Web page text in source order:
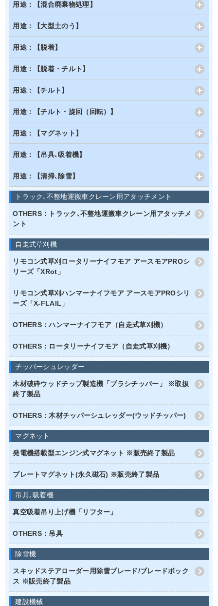
用途：【混合廃棄物処理】
用途：【大型土のう】
用途：【脱着】
用途：【脱着・チルト】
用途：【チルト】
用途：【チルト・旋回（回転）】
用途：【マグネット】
用途：【吊具､吸着機】
用途：【清掃､除雪】
トラック､不整地運搬車クレーン用アタッチメント
OTHERS：トラック､不整地運搬車クレーン用アタッチメ
ント
自走式草刈機
リモコン式草刈ロータリーナイフモア アースモアPROシ
リーズ「XRot」
リモコン式草刈ハンマーナイフモア アースモアPROシリ
ーズ「X-FLAIL」
OTHERS：ハンマーナイフモア（自走式草刈機）
OTHERS：ロータリーナイフモア（自走式草刈機）
チッパーシュレッダー
木材破砕ウッドチップ製造機「ブラシチッパー」 ※取扱
終了製品
OTHERS：木材チッパーシュレッダー(ウッドチッパー)
マグネット
発電機搭載型エンジン式マグネット ※販売終了製品
プレートマグネット(永久磁石) ※販売終了製品
吊具､吸着機
真空吸着吊り上げ機「リフター」
OTHERS：吊具
除雪機
スキッドステアローダー用除雪ブレード/ブレードボック
ス ※販売終了製品
建設機械